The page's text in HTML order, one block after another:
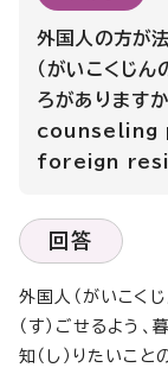
外国人の方が
（がいこくじ
ろがありま
foreign
回答
外国人（がいこくじ
（す）ごせるよう、
知（し）りたいこと